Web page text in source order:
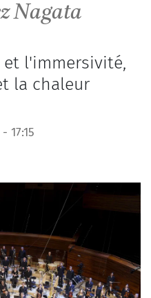
Nagata
l'immersivité,
la chaleur
17:15